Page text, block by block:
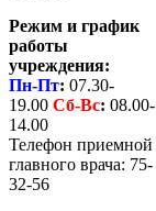
Режим и график
работы
учреждения:
Пн-Пт: 07.30-
19.00 Сб-Вс: 08.00-
14.00
Телефон приемной
главного врача: 75-
32-56